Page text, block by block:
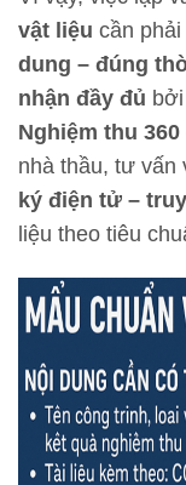
vật liệu cần phải
dung – đúng
nhận đầy đủ
Nghiệm thu 360
nhà thầu, tư vấn
ký điện tử –
liệu theo tiêu